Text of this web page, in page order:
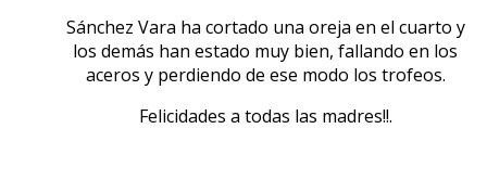
Sánchez Vara ha cortado una oreja en el cuarto y
los demás han estado muy bien, fallando en los
aceros y perdiendo de ese modo los trofeos.
Felicidades a todas las madres!!.